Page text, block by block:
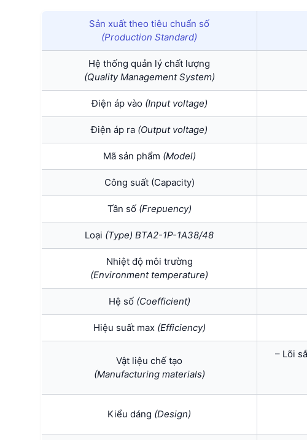
Sản xuất theo tiêu chuẩn số
(Production Standard)
Hệ thống quản lý chất lượng
(Quality Management System)
Điện áp vào (Input voltage)
Điện áp ra (Output voltage)
Mã sản phẩm (Model)
Công suất (Capacity)
Tần số (Frepuency)
Loại (Type) BTA2-1P-1A38/48
Nhiệt độ môi trường
(Environment temperature)
Hệ số (Coefficient)
Hiệu suất max (Efficiency)
Vật liệu chế tạo
(Manufacturing materials)
– Lõi
Kiểu dáng (Design)